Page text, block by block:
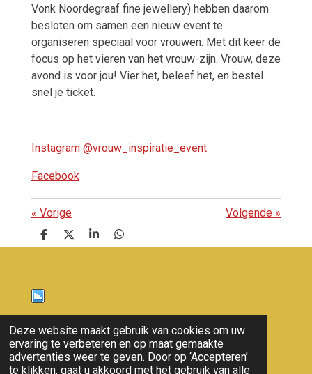
Deze website maakt gebruik van cookies om uw
ervaring te verbeteren en op maat gemaakte
advertenties weer te geven. Door op ‘Accepteren’
te klikken, gaat u akkoord met het gebruik van alle
Vonk Noordegraaf fine jewellery) hebben daarom
besloten om samen een nieuw event te
organiseren speciaal voor vrouwen. Met dit keer de
focus op het vieren van het vrouw-zijn. Vrouw, deze
avond is voor jou! Vier het, beleef het, en bestel
snel je ticket.
Instagram @vrouw_inspiratie_event
Facebook
« Vorige Volgende »
D
e
D
e
S
h
D
e
Nieuws
© 2011 - 2026 overloon nieuws